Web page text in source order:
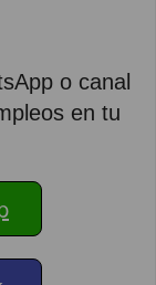
o canal
en tu